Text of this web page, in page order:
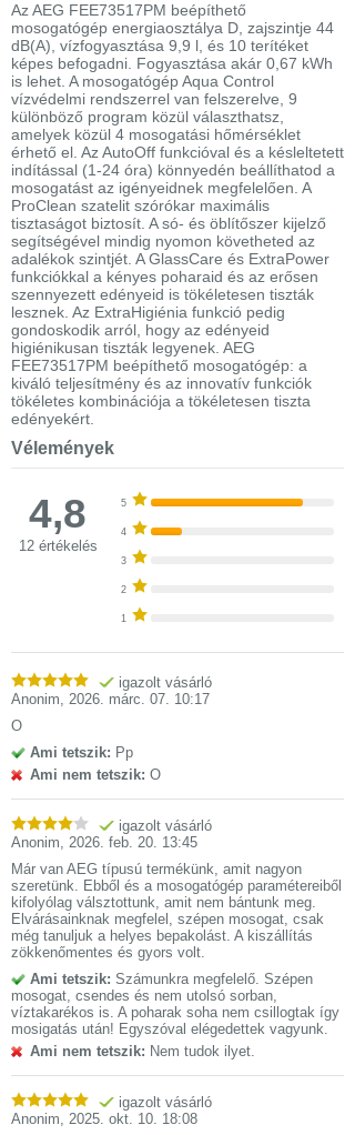
Az AEG FEE73517PM beépíthető
mosogatógép energiaosztálya D, zajszintje 44
dB(A), vízfogyasztása 9,9 l, és 10 terítéket
képes befogadni. Fogyasztása akár 0,67 kWh
is lehet. A mosogatógép Aqua Control
vízvédelmi rendszerrel van felszerelve, 9
különböző program közül választhatsz,
amelyek közül 4 mosogatási hőmérséklet
érhető el. Az AutoOff funkcióval és a késleltetett
indítással (1-24 óra) könnyedén beállíthatod a
mosogatást az igényeidnek megfelelően. A
ProClean szatelit szórókar maximális
tisztaságot biztosít. A só- és öblítőszer kijelző
segítségével mindig nyomon követheted az
adalékok szintjét. A GlassCare és ExtraPower
funkciókkal a kényes poharaid és az erősen
szennyezett edényeid is tökéletesen tiszták
lesznek. Az ExtraHigiénia funkció pedig
gondoskodik arról, hogy az edényeid
higiénikusan tiszták legyenek. AEG
FEE73517PM beépíthető mosogatógép: a
kiváló teljesítmény és az innovatív funkciók
tökéletes kombinációja a tökéletesen tiszta
edényekért.
Vélemények
4,8
12 értékelés
5
4
3
2
1
igazolt vásárló
Anonim, 2026. márc. 07. 10:17
O
Ami tetszik: Pp
Ami nem tetszik: O
igazolt vásárló
Anonim, 2026. feb. 20. 13:45
Már van AEG típusú termékünk, amit nagyon
szeretünk. Ebből és a mosogatógép paramétereiből
kifolyólag válsztottunk, amit nem bántunk meg.
Elvárásainknak megfelel, szépen mosogat, csak
még tanuljuk a helyes bepakolást. A kiszállítás
zökkenőmentes és gyors volt.
Ami tetszik: Számunkra megfelelő. Szépen
mosogat, csendes és nem utolsó sorban,
víztakarékos is. A poharak soha nem csillogtak így
mosigatás után! Egyszóval elégedettek vagyunk.
Ami nem tetszik: Nem tudok ilyet.
igazolt vásárló
Anonim, 2025. okt. 10. 18:08